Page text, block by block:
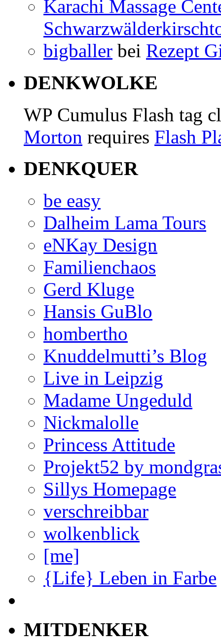
Karachi Massage
bigballer bei Rezept
DENKWOLKE
WP Cumulus Flash tag
Morton requires Flash
DENKQUER
be easy
Dalheim Lama Tours
eNKay Design
Familienchaos
Gerd Kluge
Hansis GuBlo
hombertho
Knuddelmutti’s Blog
Live in Leipzig
Madame Ungeduld
Nickmalolle
Princess Attitude
Projekt52 by
Sillys Homepage
verschreibbar
wolkenblick
[me]
{Life} Leben in Farbe
MITDENKER